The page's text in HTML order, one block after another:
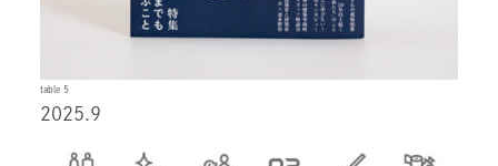
table 5
2025.9